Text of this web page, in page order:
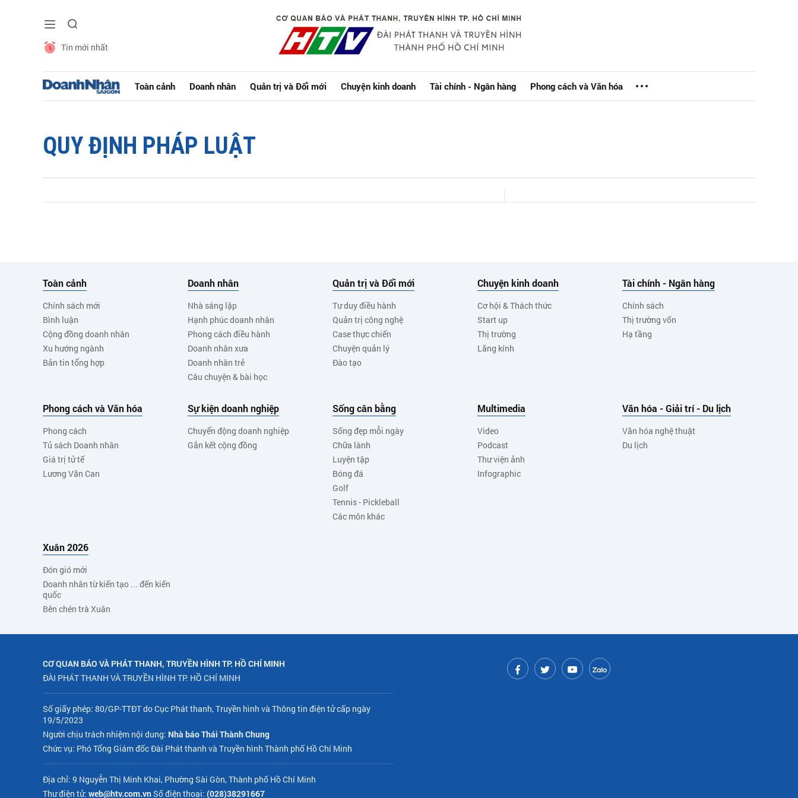
Tin mới nhất
Toàn cảnh Doanh nhân Quản trị và Đổi mới Chuyện kinh doanh Tài chính - Ngân hàng Phong cách và Văn hóa
QUY ĐỊNH PHÁP LUẬT
Toàn cảnh
Chính sách mới
Bình luận
Cộng đồng doanh nhân
Xu hướng ngành
Bản tin tổng hợp
Doanh nhân
Nhà sáng lập
Hạnh phúc doanh nhân
Phong cách điều hành
Doanh nhân xưa
Doanh nhân trẻ
Câu chuyện & bài học
Quản trị và Đổi mới
Tư duy điều hành
Quản trị công nghệ
Case thực chiến
Chuyện quản lý
Đào tạo
Chuyện kinh doanh
Cơ hội & Thách thức
Start up
Thị trường
Lăng kính
Tài chính - Ngân hàng
Chính sách
Thị trường vốn
Hạ tầng
Phong cách và Văn hóa
Phong cách
Tủ sách Doanh nhân
Giá trị tử tế
Lương Văn Can
Sự kiện doanh nghiệp
Chuyển động doanh nghiệp
Gắn kết cộng đồng
Sống cân bằng
Sống đẹp mỗi ngày
Chữa lành
Luyện tập
Bóng đá
Golf
Tennis - Pickleball
Các môn khác
Multimedia
Video
Podcast
Thư viện ảnh
Infographic
Văn hóa - Giải trí - Du lịch
Văn hóa nghệ thuật
Du lịch
Xuân 2026
Đón gió mới
Doanh nhân từ kiến tạo ... đến kiến
quốc
Bên chén trà Xuân
CƠ QUAN BÁO VÀ PHÁT THANH, TRUYỀN HÌNH TP. HỒ CHÍ MINH
ĐÀI PHÁT THANH VÀ TRUYỀN HÌNH TP. HỒ CHÍ MINH
Số giấy phép: 80/GP-TTĐT do Cục Phát thanh, Truyền hình và Thông tin điện tử cấp ngày
19/5/2023
Người chịu trách nhiệm nội dung: Nhà báo Thái Thành Chung
Chức vụ: Phó Tổng Giám đốc Đài Phát thanh và Truyền hình Thành phố Hồ Chí Minh
Địa chỉ: 9 Nguyễn Thị Minh Khai, Phường Sài Gòn, Thành phố Hồ Chí Minh
Thư điện tử: web@htv.com.vnSố điện thoại: (028)38291667